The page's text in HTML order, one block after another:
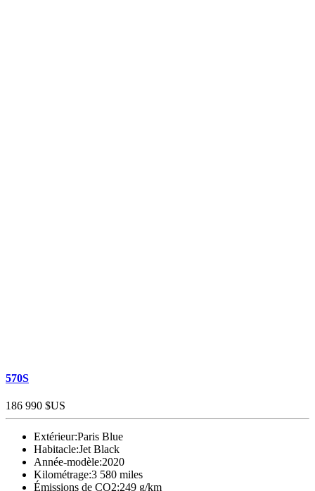
570S
186 990 $US
Extérieur:Paris Blue
Habitacle:Jet Black
Année-modèle:2020
Kilométrage:3 580 miles
Émissions de CO2:249 g/km